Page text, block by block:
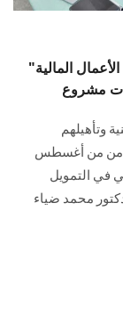
المالية"
وتأهيلهم
من أغسطس
في التمويل
محمد ضياء